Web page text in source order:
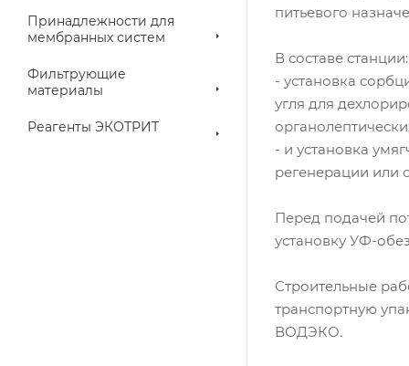
Принадлежности для
мембранных систем
Фильтрующие
материалы
Реагенты ЭКОТРИТ
питьевого
В составе станции:
- установка
угля для
- и установка
регенерации или
Перед подачей
установку УФ-
Строительные
транспортную
ВОДЭКО.